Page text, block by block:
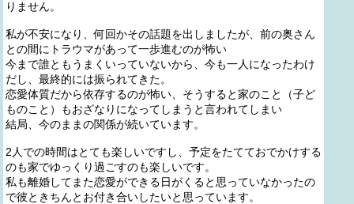
りません。
私が不安になり、何回かその話題を出しましたが、前の奥さん
との間にトラウマがあって一歩進むのが怖い
今まで誰ともうまくいっていないから、今も一人になったわけ
だし、最終的には振られてきた。
恋愛体質だから依存するのが怖い、そうすると家のこと（子ど
ものこと）もおざなりになってしまうと言われてしまい
結局、今のままの関係が続いています。
2人での時間はとても楽しいですし、予定をたてておでかけする
のも家でゆっくり過ごすのも楽しいです。
私も離婚してまた恋愛ができる日がくると思っていなかったの
で彼ときちんとお付き合いしたいと思っています。